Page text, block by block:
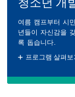
청소년 개
여름 캠프부터 시
년들이 자신감을
록 돕습니다.
프로그램 살펴보